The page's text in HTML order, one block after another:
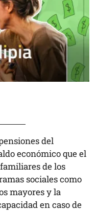
del
económico que el
de los
sociales como
mayores y la
en caso de